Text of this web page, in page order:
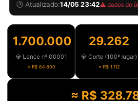
🕐 Atualizado:14/05 23:42⚠️ dados do
1.700.000
💎 Lance nº 00001
≈ R$ 64.600
29.262
💎 Corte (100º lugar)
≈ R$ 1.112
≈ R$